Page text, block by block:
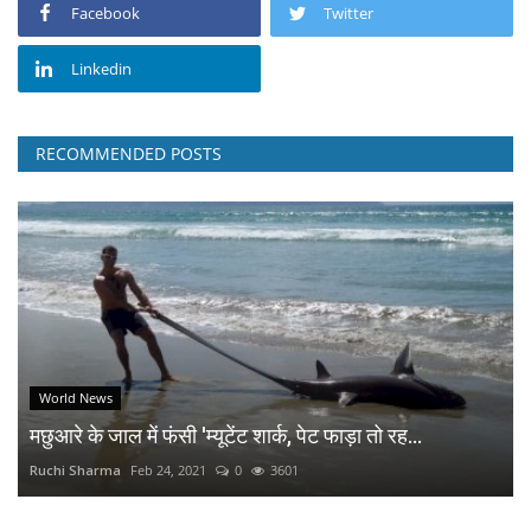
Facebook Twitter
Linkedin
RECOMMENDED POSTS
World News
मछुआरे के जाल में फंसी 'म्यूटेंट शार्क, पेट फाड़ा तो रह...
Ruchi Sharma Feb 24, 2021 0 3601